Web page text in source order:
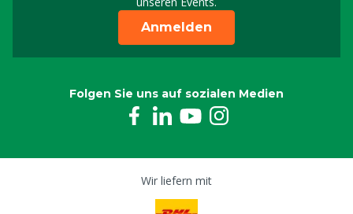
Anmelden
Folgen Sie uns auf sozialen Medien
Wir liefern mit